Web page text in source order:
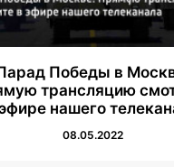
Победы в
трансляцию
нашего
08.05.2022